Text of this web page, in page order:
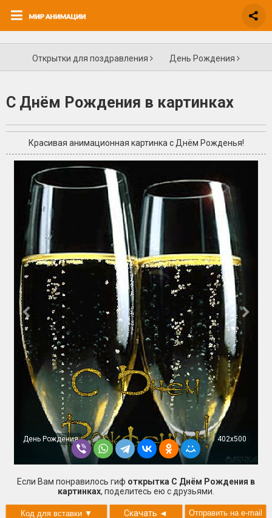
Открытки для поздравления День Рождения
С Днём Рождения в картинках
Красивая анимационная картинка с Днём Рожденья!
+1
День Рождения 402x500
Если Вам понравилось гиф открытка С Днём Рождения в
картинках, поделитесь ею с друзьями.
Скачать ◄